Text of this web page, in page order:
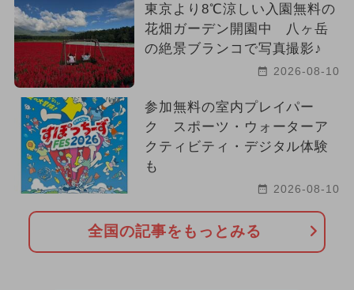
東京より8℃涼しい入園無料の
花畑ガーデン開園中 八ヶ岳
の絶景ブランコで写真撮影♪
2026-08-10
参加無料の室内プレイパー
ク スポーツ・ウォーターア
クティビティ・デジタル体験
も
2026-08-10
全国の記事をもっとみる